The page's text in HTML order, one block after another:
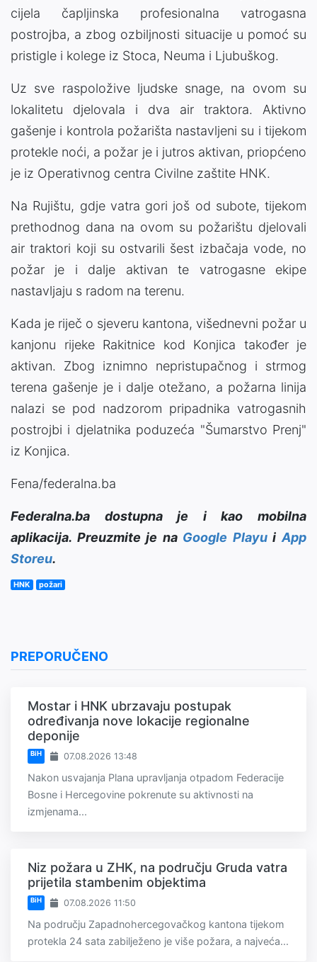
cijela čapljinska profesionalna vatrogasna
postrojba, a zbog ozbiljnosti situacije u pomoć su
pristigle i kolege iz Stoca, Neuma i Ljubuškog.
Uz sve raspoložive ljudske snage, na ovom su
lokalitetu djelovala i dva air traktora. Aktivno
gašenje i kontrola požarišta nastavljeni su i tijekom
protekle noći, a požar je i jutros aktivan, priopćeno
je iz Operativnog centra Civilne zaštite HNK.
Na Rujištu, gdje vatra gori još od subote, tijekom
prethodnog dana na ovom su požarištu djelovali
air traktori koji su ostvarili šest izbačaja vode, no
požar je i dalje aktivan te vatrogasne ekipe
nastavljaju s radom na terenu.
Kada je riječ o sjeveru kantona, višednevni požar u
kanjonu rijeke Rakitnice kod Konjica također je
aktivan. Zbog iznimno nepristupačnog i strmog
terena gašenje je i dalje otežano, a požarna linija
nalazi se pod nadzorom pripadnika vatrogasnih
postrojbi i djelatnika poduzeća "Šumarstvo Prenj"
iz Konjica.
Fena/federalna.ba
Federalna.ba dostupna je i kao mobilna
aplikacija. Preuzmite je na Google PlayuiApp
Storeu.
HNK požari
PREPORUČENO
Mostar i HNK ubrzavaju postupak
određivanja nove lokacije regionalne
deponije
BiH 07.08.2026 13:48
Nakon usvajanja Plana upravljanja otpadom Federacije
Bosne i Hercegovine pokrenute su aktivnosti na
izmjenama...
Niz požara u ZHK, na području Gruda vatra
prijetila stambenim objektima
BiH 07.08.2026 11:50
Na području Zapadnohercegovačkog kantona tijekom
protekla 24 sata zabilježeno je više požara, a najveća...